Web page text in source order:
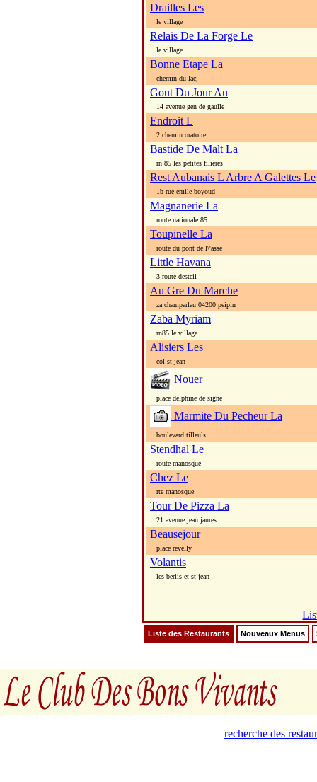
Drailles Les
le village
Relais De La Forge Le
le village
Bonne Etape La
chemin du lac;
Gout Du Jour Au
14 avenue gen de gaulle
Endroit L
2 chemin oratoire
Bastide De Malt La
rn 85 les petites filieres
Rest Aubanais L Arbre A Galettes Le
1b rue emile boyoud
Magnanerie La
route nationale 85
Toupinelle La
route du pont de l\'asse
Little Havana
3 route desteil
Au Gre Du Marche
za champarlau 04200 peipin
Zaba Myriam
rn85 le village
Alisiers Les
col st jean
Nouer
place delphine de signe
Marmite Du Pecheur La
boulevard tilleuls
Stendhal Le
route manosque
Chez Le
rte manosque
Tour De Pizza La
21 avenue jean jaures
Beausejour
place revelly
Volantis
les berlis et st jean
Liste des Restaurants Nouveaux Menus
recherche des